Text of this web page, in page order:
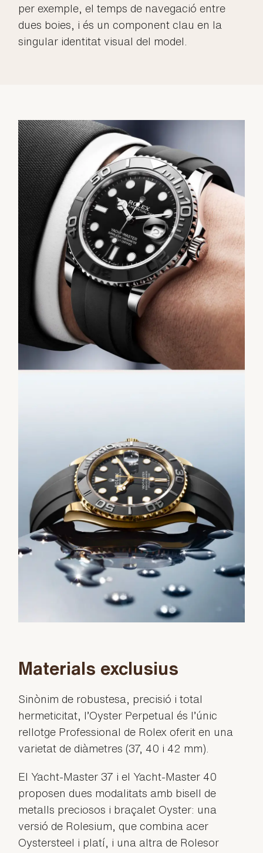
per exemple, el temps de navegació entre
dues boies, i és un component clau en la
singular identitat visual del model.
Materials exclusius
Sinònim de robustesa, precisió i total
hermeticitat, l’Oyster Perpetual és l’únic
rellotge Professional de Rolex oferit en una
varietat de diàmetres (37, 40 i 42 mm).
El Yacht-Master 37 i el Yacht-Master 40
proposen dues modalitats amb bisell de
metalls preciosos i braçalet Oyster: una
versió de Rolesium, que combina acer
Oystersteel i platí, i una altra de Rolesor